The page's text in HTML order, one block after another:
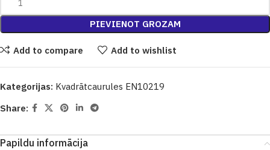
PIEVIENOT GROZAM
Add to compare Add to wishlist
Kategorijas: Kvadrātcaurules EN10219
Share:
Papildu informācija